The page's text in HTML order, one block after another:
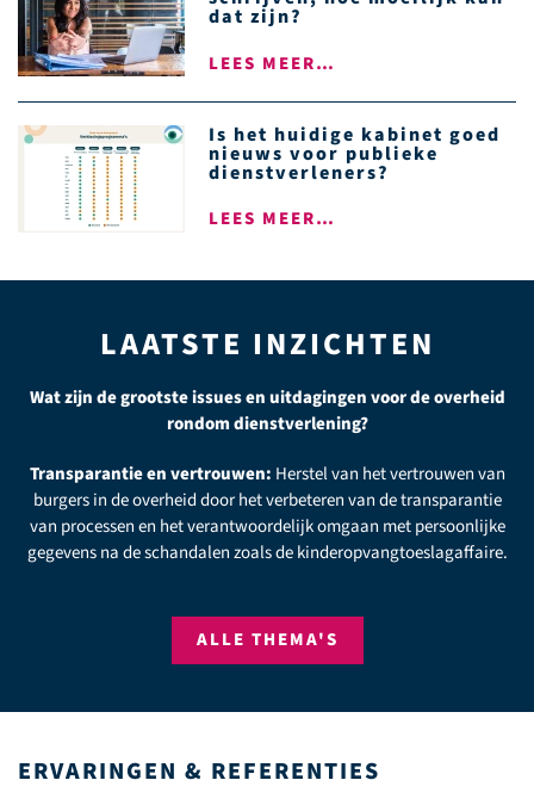
dat zijn?
LEES MEER…
Is het huidige kabinet goed
nieuws voor publieke
dienstverleners?
LEES MEER…
LAATSTE INZICHTEN
Wat zijn de grootste issues en uitdagingen voor de overheid
rondom dienstverlening?
Burgerparticipatie en inspraak:Actieve betrokkenheid van
burgers bij het vormgeven en evalueren van
dienstverleningsprocessen, zoals aanbevolen in het rapport 'Werk
aan Uitvoering', om zo de kloof tussen overheid en samenleving te
ALLE THEMA'S
ERVARINGEN & REFERENTIES